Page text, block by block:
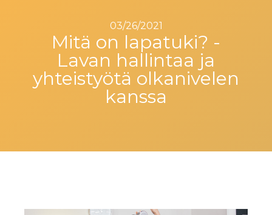
03/26/2021
Mitä on lapatuki? -
Lavan hallintaa ja
yhteistyötä olkanivelen
kanssa